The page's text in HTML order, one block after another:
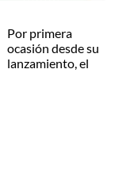
Por primera
ocasión desde su
lanzamiento, el